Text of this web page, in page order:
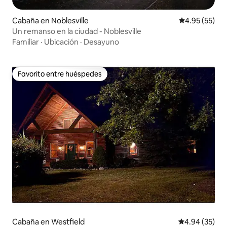
Cabaña en Noblesville Calificación
4.95 (55)
Un remanso en la ciudad - Noblesville
Familiar · Ubicación · Desayuno
Favorito entre huéspedes
Favorito entre huéspedes
Cabaña en Westfield Calificación
4.94 (35)